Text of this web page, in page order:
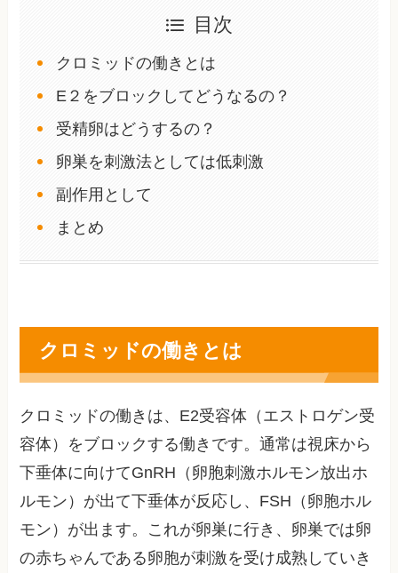
目次
クロミッドの働きとは
E２をブロックしてどうなるの？
受精卵はどうするの？
卵巣を刺激法としては低刺激
副作用として
まとめ
クロミッドの働きとは
クロミッドの働きは、E2受容体（エストロゲン受
容体）をブロックする働きです。通常は視床から
下垂体に向けてGnRH（卵胞刺激ホルモン放出ホ
ルモン）が出て下垂体が反応し、FSH（卵胞ホル
モン）が出ます。これが卵巣に行き、卵巣では卵
の赤ちゃんである卵胞が刺激を受け成熟していき